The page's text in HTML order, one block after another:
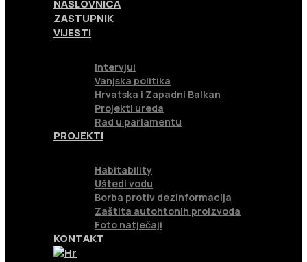
NASLOVNICA
ZASTUPNIK
VIJESTI
Intervjui
Vanjska politika
Hrvatska i Zapadni Balkan
Projekti ureda
Rad u parlamentu
PROJEKTI
Habitability
Uštedi vodu
Borba protiv dezinformacija
Zaštita autohtonih proizvoda
Foto natječaji
KONTAKT